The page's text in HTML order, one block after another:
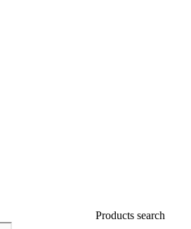
Products search